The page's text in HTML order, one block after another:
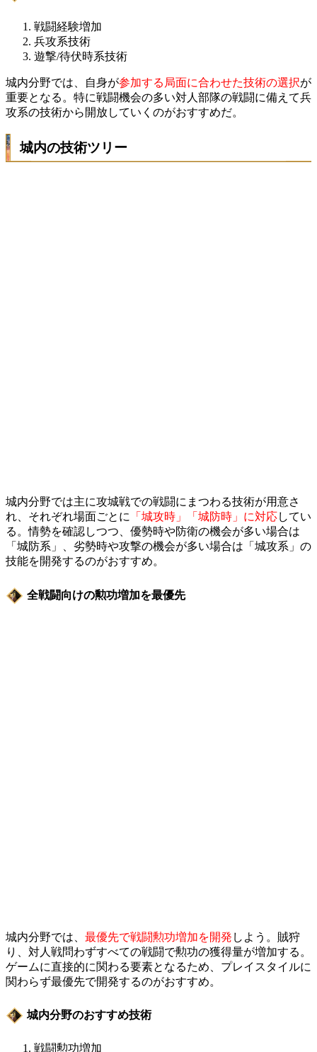
戦闘経験増加
兵攻系技術
遊撃/待伏時系技術
城内分野では、自身が参加する局面に合わせた技術の選択が
重要となる。特に戦闘機会の多い対人部隊の戦闘に備えて兵
攻系の技術から開放していくのがおすすめだ。
城内の技術ツリー
城内分野では主に攻城戦での戦闘にまつわる技術が用意さ
れ、それぞれ場面ごとに
「城攻時」「城防時」に対応してい
る。情勢を確認しつつ、優勢時や防衛の機会が多い場合は
「城防系」、劣勢時や攻撃の機会が多い場合は「城攻系」の
技能を開発するのがおすすめ。
全戦闘向けの勲功増加を最優先
城内分野では、 最優先で戦闘勲功増加を開発 しよう。賊狩
り、対人戦問わずすべての戦闘で勲功の獲得量が増加する。
ゲームに直接的に関わる要素となるため、プレイスタイルに
関わらず最優先で開発するのがおすすめ。
城内分野のおすすめ技術
戦闘勲功増加